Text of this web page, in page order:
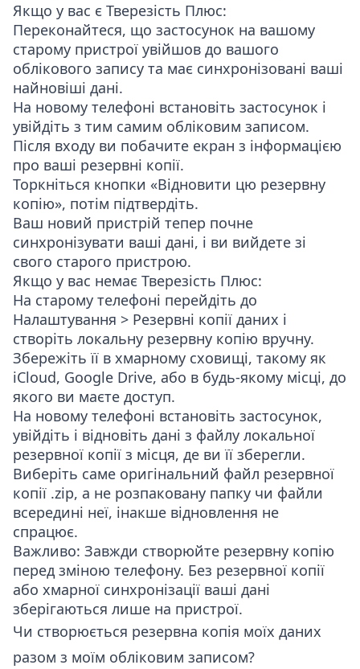
Якщо у вас є Тверезість Плюс:
Переконайтеся, що застосунок на вашому
старому пристрої увійшов до вашого
облікового запису та має синхронізовані ваші
найновіші дані.
На новому телефоні встановіть застосунок і
увійдіть з тим самим обліковим записом.
Після входу ви побачите екран з інформацією
про ваші резервні копії.
Торкніться кнопки «Відновити цю резервну
копію», потім підтвердіть.
Ваш новий пристрій тепер почне
синхронізувати ваші дані, і ви вийдете зі
свого старого пристрою.
Якщо у вас немає Тверезість Плюс:
На старому телефоні перейдіть до
Налаштування > Резервні копії даних і
створіть локальну резервну копію вручну.
Збережіть її в хмарному сховищі, такому як
iCloud, Google Drive, або в будь-якому місці, до
якого ви маєте доступ.
На новому телефоні встановіть застосунок,
увійдіть і відновіть дані з файлу локальної
резервної копії з місця, де ви її зберегли.
Виберіть саме оригінальний файл резервної
копії .zip, а не розпаковану папку чи файли
всередині неї, інакше відновлення не
спрацює.
Важливо: Завжди створюйте резервну копію
перед зміною телефону. Без резервної копії
або хмарної синхронізації ваші дані
зберігаються лише на пристрої.
Чи створюється резервна копія моїх даних
разом з моїм обліковим записом?